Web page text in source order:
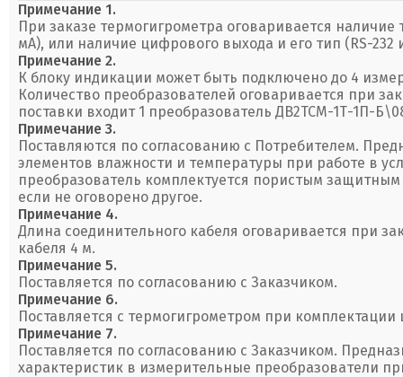
Примечание 1.
При заказе термогигрометра оговаривается
мА), или наличие цифрового выхода и его тип (RS-232
Примечание 2.
К блоку индикации может быть подключено до 4
Количество преобразователей оговаривается при
поставки входит 1 преобразователь ДВ2ТСМ-1Т-1П-
Примечание 3.
Поставляются по согласованию с Потребителем.
элементов влажности и температуры при работе в
преобразователь комплектуется пористым
если не оговорено другое.
Примечание 4.
Длина соединительного кабеля оговаривается при
кабеля 4 м.
Примечание 5.
Поставляется по согласованию с Заказчиком.
Примечание 6.
Поставляется с термогигрометром при
Примечание 7.
Поставляется по согласованию с Заказчиком.
характеристик в измерительные преобразователи